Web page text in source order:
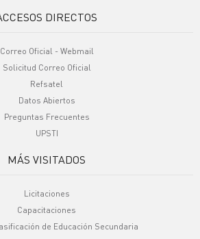
DIRECTOS
Correo Oficial - Webmail
Solicitud Correo Oficial
Refsatel
Datos Abiertos
Preguntas Frecuentes
UPSTI
MÁS VISITADOS
Licitaciones
Capacitaciones
de Educación Secundaria